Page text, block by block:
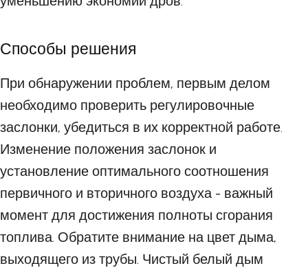
Способы решения
При обнаружении проблем, первым делом
необходимо проверить регулировочные
заслонки, убедиться в их корректной работе.
Изменение положения заслонок и
установление оптимального соотношения
первичного и вторичного воздуха - важный
момент для достижения полноты сгорания
топлива. Обратите внимание на цвет дыма,
выходящего из трубы. Чистый белый дым